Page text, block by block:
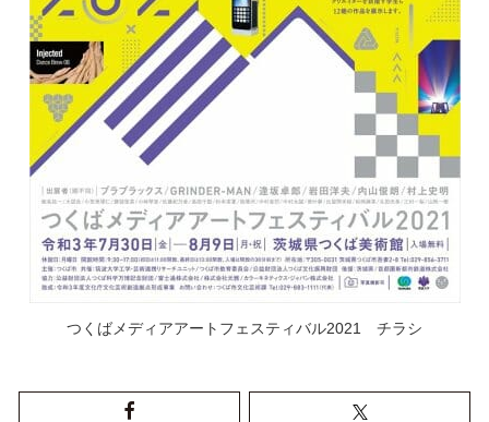
つくばメディアアートフェスティバル2021 チラシ